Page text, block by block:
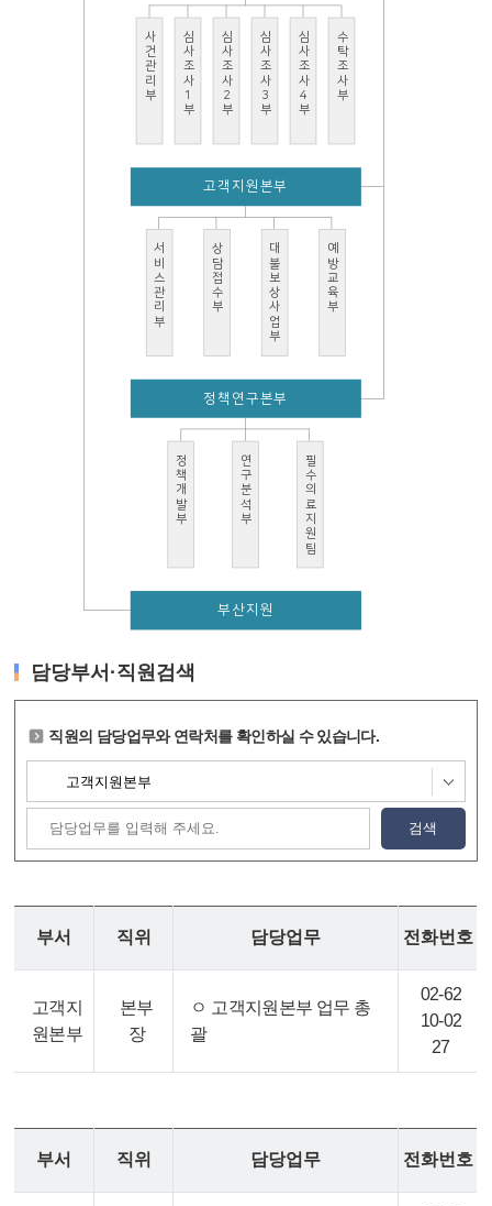
사건관리부 심사조사1부 심사조사2부 심사조사3부 심사조사4부 수탁조사부
고객지원본부
서비스관리부 상담접수부 대불보상사업부 예방교육부
정책연구본부
정책개발부 연구분석부 필수의료지원팀
부산지원
담당부서·직원검색
직원의 담당업무와 연락처를 확인하실 수 있습니다.
검색
부서 직위 담당업무 전화번호
고객지
원본부
본부
장
ㅇ 고객지원본부 업무 총
괄
02-62
10-02
27
부서 직위 담당업무 전화번호